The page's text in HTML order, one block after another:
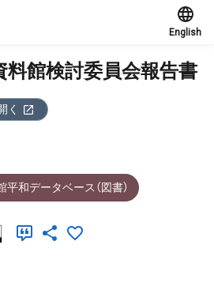
English
館検討委員会報告書
く
和データベース（図書）